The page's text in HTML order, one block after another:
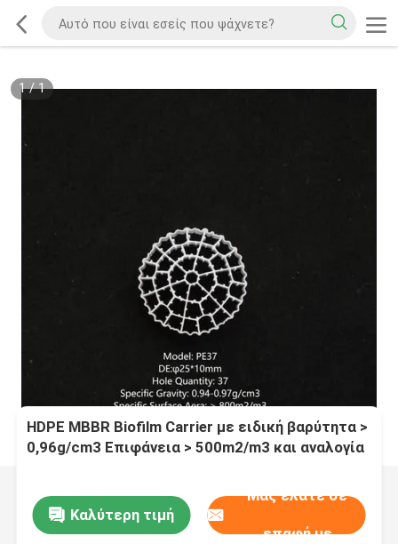
1/1
HDPE MBBR Biofilm Carrier με ειδική βαρύτητα >
0,96g/cm3 Επιφάνεια > 500m2/m3 και αναλογία
Καλύτερη τιμή
Μας ελάτε σε
επαφή με